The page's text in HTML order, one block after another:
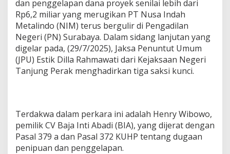
u
s
a
h
a
a
n
S
s
a
r
6
,
dan penggelapan dana proyek senilai lebih dari
Rp6,2 miliar yang merugikan PT Nusa Indah
Metalindo (NIM) terus bergulir di Pengadilan
Negeri (PN) Surabaya. Dalam sidang lanjutan yang
digelar pada, (29/7/2025), Jaksa Penuntut Umum
(JPU) Estik Dilla Rahmawati dari Kejaksaan Negeri
Tanjung Perak menghadirkan tiga saksi kunci.
Terdakwa dalam perkara ini adalah Henry Wibowo,
pemilik CV Baja Inti Abadi (BIA), yang dijerat dengan
Pasal 379 a dan Pasal 372 KUHP tentang dugaan
penipuan dan penggelapan.